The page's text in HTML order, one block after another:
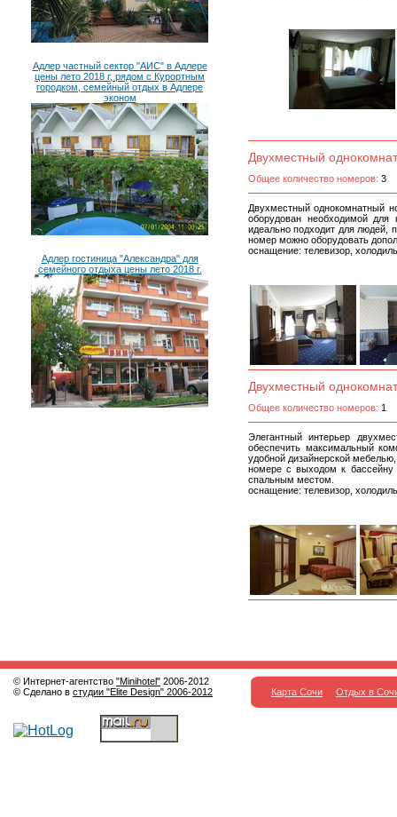
Адлер частный сектор "АИС" в Адлере
цены лето 2018 г, рядом с Курортным
городком, семейный отдых в Адлере
эконом
Адлер гостиница "Александра" для
семейного отдыха цены лето 2018 г.
Двухместный
Общее количество номеров: 3
Двухместный однокомнатный
оборудован необходимой для
идеально подходит для людей,
номер можно оборудовать
оснащение: телевизор,
Двухместный
Общее количество номеров: 1
Элегантный интерьер
обеспечить максимальный
удобной дизайнерской
номере с выходом к
спальным местом.
оснащение: телевизор,
© Интернет-агентство "Minihotel" 2006-2012
© Сделано в студии "Elite Design" 2006-2012 Карта Сочи Отдых в